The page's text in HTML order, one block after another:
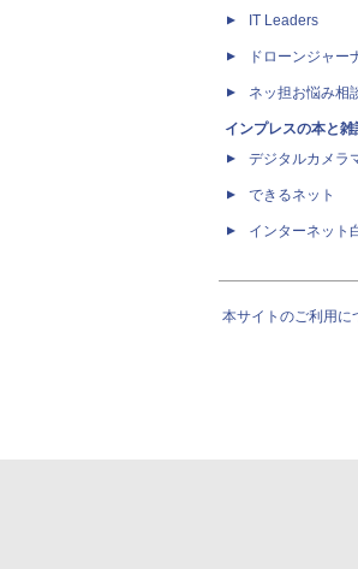
IT Leaders
ドローンジャー
ネッ担お悩み相
インプレスの本と雑
デジタルカメラ
できるネット
インターネット
本サイトのご利用に